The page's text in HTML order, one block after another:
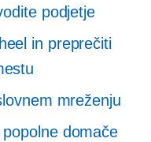
podjetje
in preprečiti
mreženju
domače